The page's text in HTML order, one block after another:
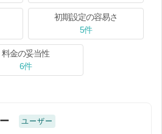
初期設定の容易さ
5件
料金の妥当性
6件
ユーザー